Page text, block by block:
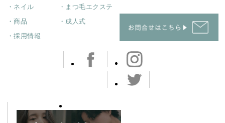
・ネイル ・まつ毛エクステ
・商品 ・成人式
・採用情報